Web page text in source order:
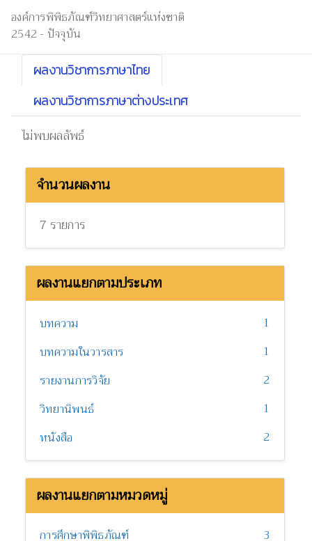
องค์การพิพิธภัณฑ์วิทยาศาสตร์แห่งชาติ
2542 - ปัจจุบัน
ผลงานวิชาการภาษาไทย
ผลงานวิชาการภาษาต่างประเทศ
ไม่พบผลลัพธ์
จำนวนผลงาน
7 รายการ
ผลงานแยกตามประเภท
บทความ
1
บทความในวารสาร
1
รายงานการวิจัย
2
วิทยานิพนธ์
1
หนังสือ
2
ผลงานแยกตามหมวดหมู่
การศึกษาพิพิธภัณฑ์ 3